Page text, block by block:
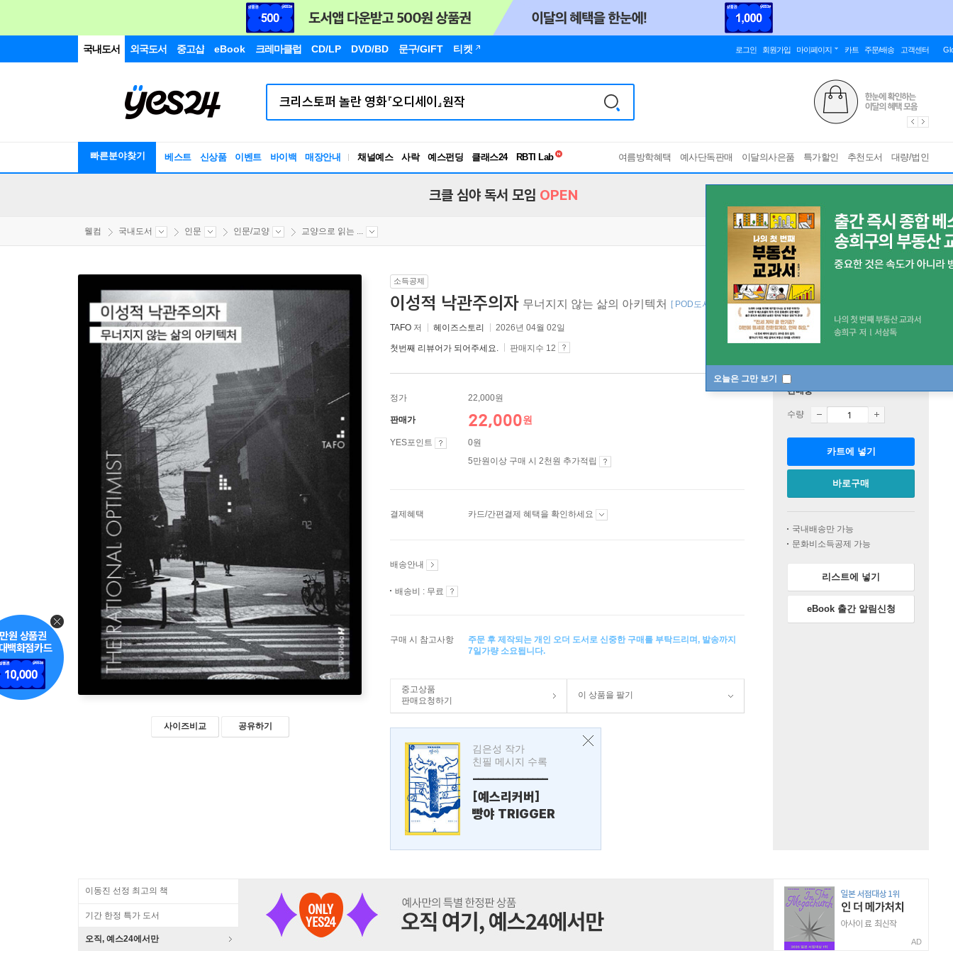
국내도서 외국도서 중고샵 eBook 크레마클럽 CD/LP DVD/BD 문구/GIFT 티켓 로그인 회원가입 마이페이지 카트 주문/배송 고객센터
빠른분야찾기 베스트 신상품 이벤트 바이백 매장안내 채널예스 사락 예스펀딩 클래스24
독서유형검사
여름방학혜택 예사단독판매 이달의사은품 특가할인 추천도서 대량/법인
오늘은 그만 보기
크클 심야 독서 모임 OPEN
웰컴 국내도서 인문 인문/교양 교양으로 읽는 ...
사이즈비교 공유하기
소득공제
이성적 낙관주의자 무너지지 않는 삶의 아키텍처 [ POD도서 ]
TAFO 저 헤이즈스토리 2026년 04월 02일
첫번째 리뷰어가 되어주세요. 판매지수 12
정가 22,000원
판매가 22,000원
YES포인트
0원
5만원이상 구매 시 2천원 추가적립
결제혜택 카드/간편결제 혜택을 확인하세요
배송안내
배송비 : 무료
구매 시 참고사항
주문 후 제작되는 개인 오더 도서로 신중한 구매를 부탁드리며, 발송까지
7일가량 소요됩니다.
중고상품
판매요청하기
이 상품을 팔기
김은성 작가
친필 메시지 수록
---------------
[예스리커버]
빵야 TRIGGER
판매중
수량
카트에 넣기
바로구매
국내배송만 가능
문화비소득공제 가능
리스트에 넣기
eBook 출간 알림신청
이동진 선정 최고의 책
기간 한정 특가 도서
오직, 예스24에서만 AD